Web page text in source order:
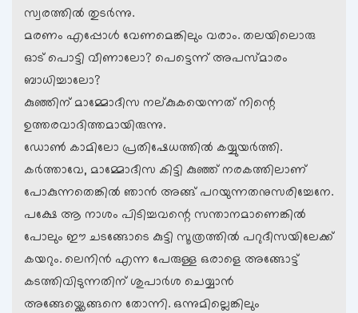
സ്വരത്തില്‍ തുടര്‍ന്നു.
മരണം എപ്പോള്‍ വേണമെങ്കിലും വരാം. തലയിലൊരു
ഓട് പൊട്ടി വീണാലോ? പെട്ടെന്ന് അപസ്മാരം
ബാധിച്ചാലോ?
കുഞ്ഞിന് മാമ്മോദീസ നല്കുകയെന്നത് നിന്റെ
ഉത്തരവാദിത്തമായിരുന്നു.
ഡോണ്‍ കാമിലോ പ്രതിഷേധത്തില്‍ കയ്യുയര്‍ത്തി.
കര്‍ത്താവേ, മാമ്മോദീസ കിട്ടി കുഞ്ഞ് നരകത്തിലാണ്
പോകുന്നതെങ്കില്‍ ഞാന്‍ അങ്ങ് പറയുന്നതനുസരിച്ചേനേ.
പക്ഷേ ആ നാശം പിടിച്ചവന്റെ സന്താനമാണെങ്കില്‍
പോലും ഈ ചടങ്ങോടെ കുട്ടി സൂത്രത്തില്‍ പറുദീസയിലേക്ക്
കയറും. ലെനിന്‍ എന്ന പേരുള്ള ഒരാളെ അങ്ങോട്ട്
കടത്തിവിടുന്നതിന് ശുപാര്‍ശ ചെയ്യാന്‍
അങ്ങേയ്ക്കെങ്ങനെ തോന്നി. ഒന്നുമില്ലെങ്കിലും